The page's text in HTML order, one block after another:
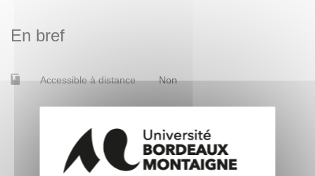
En bref
Accessible à distance Non